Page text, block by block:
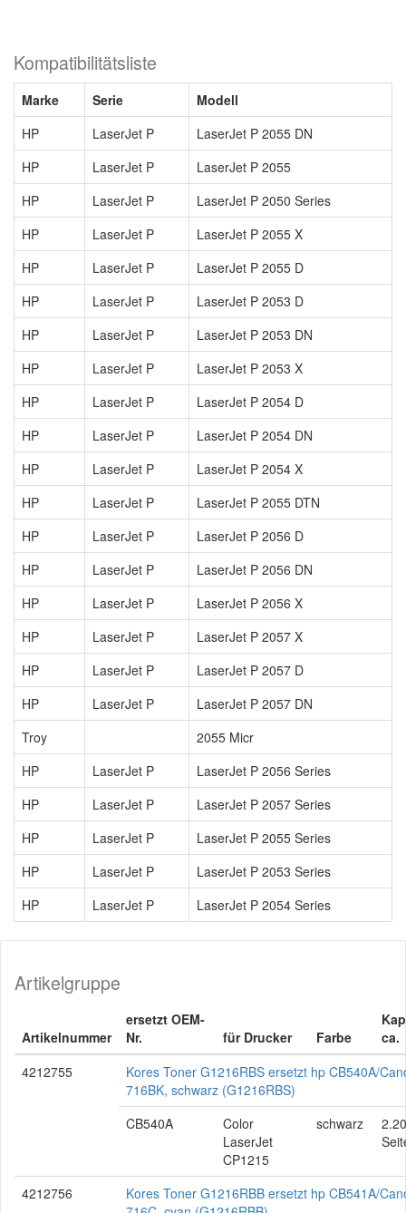
Kompatibilitätsliste
Marke Serie
Modell
HP
LaserJet P
LaserJet P 2055 DN
HP
LaserJet P
LaserJet P 2055
HP
LaserJet P
LaserJet P 2050 Series
HP
LaserJet P
LaserJet P 2055 X
HP
LaserJet P
LaserJet P 2055 D
HP
LaserJet P
LaserJet P 2053 D
HP
LaserJet P
LaserJet P 2053 DN
HP
LaserJet P
LaserJet P 2053 X
HP
LaserJet P
LaserJet P 2054 D
HP
LaserJet P
LaserJet P 2054 DN
HP
LaserJet P
LaserJet P 2054 X
HP
LaserJet P
LaserJet P 2055 DTN
HP
LaserJet P
LaserJet P 2056 D
HP
LaserJet P
LaserJet P 2056 DN
HP
LaserJet P
LaserJet P 2056 X
HP
LaserJet P
LaserJet P 2057 X
HP
LaserJet P
LaserJet P 2057 D
HP
LaserJet P
LaserJet P 2057 DN
Troy
2055 Micr
HP
LaserJet P
LaserJet P 2056 Series
HP
LaserJet P
LaserJet P 2057 Series
HP
LaserJet P
LaserJet P 2055 Series
HP
LaserJet P
LaserJet P 2053 Series
HP
LaserJet P LaserJet P 2054 Series
Artikelgruppe
Artikelnummer
ersetzt OEM-
Nr.
für Drucker Farbe
ca.
4212755
Kores Toner G1216RBS ersetzt hp CB540A/
716BK, schwarz (G1216RBS)
CB540A
Color
LaserJet
CP1215
schwarz
4212756
Kores Toner G1216RBB ersetzt hp CB541A/